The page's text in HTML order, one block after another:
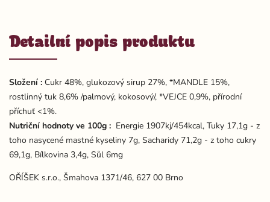
Detailní popis produktu
Složení : Cukr 48%, glukozový sirup 27%, *MANDLE 15%,
rostlinný tuk 8,6% /palmový, kokosový/, *VEJCE 0,9%, přírodní
příchuť <1%.
Nutriční hodnoty ve 100g : Energie 1907kj/454kcal, Tuky 17,1g - z
toho nasycené mastné kyseliny 7g, Sacharidy 71,2g - z toho cukry
69,1g, Bílkovina 3,4g, Sůl 6mg
OŘÍŠEK s.r.o., Šmahova 1371/46, 627 00 Brno